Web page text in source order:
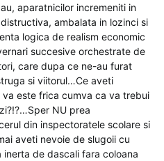
aparatnicilor incremeniti in
ambalata in lozinci si
logica de realism economic
succesive orchestrate de
care dupa ce ne-au furat
si viitorul…Ce aveti
este frica cumva ca va trebui
NU prea
din inspectoratele scolare si
aveti nevoie de slugoii cu
de dascali fara coloana